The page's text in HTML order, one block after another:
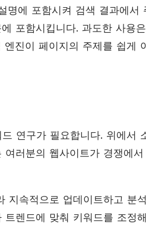
명에 포함시켜 검색 결과에서
포함시킵니다. 과도한 사용
엔진이 페이지의 주제를 쉽게
연구가 필요합니다. 위에서
러분의 웹사이트가 경쟁에
속적으로 업데이트하고 분
렌드에 맞춰 키워드를 조정